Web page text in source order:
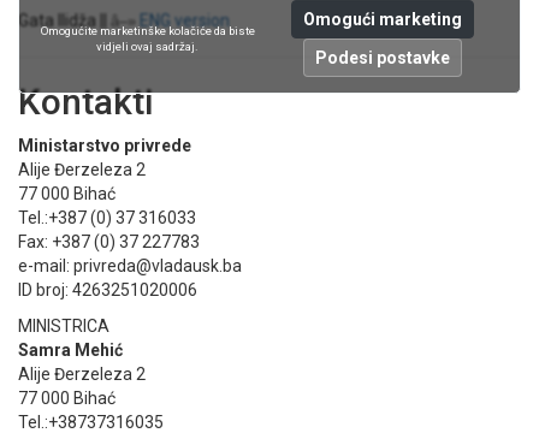
Omogućite marketinške kolačiće da biste
vidjeli ovaj sadržaj.
Omogući marketing
Podesi postavke
Gata Ilidža || â–» ENG version
Kontakti
Ministarstvo privrede
Alije Đerzeleza 2
77 000 Bihać
Tel.:+387 (0) 37 316033
Fax: +387 (0) 37 227783
e-mail: privreda@vladausk.ba
ID broj: 4263251020006
MINISTRICA
Samra Mehić
Alije Đerzeleza 2
77 000 Bihać
Tel.:+38737316035